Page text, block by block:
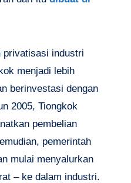
privatisasi industri
menjadi lebih
berinvestasi dengan
2005, Tiongkok
pembelian
pemerintah
mulai menyalurkan
– ke dalam industri.